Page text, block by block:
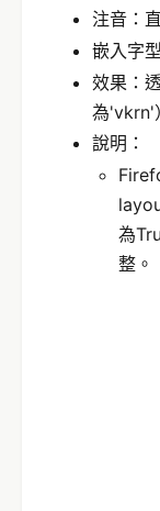
注音：
嵌入字
效果：
為'vkrn'
說明：
為
整。